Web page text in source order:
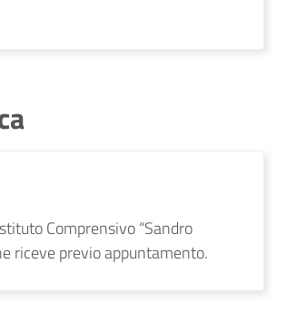
Comprensivo “Sandro
riceve previo appuntamento.